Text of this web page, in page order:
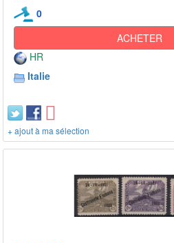
0
ACHETER
HR
Italie
+ ajout à ma sélection